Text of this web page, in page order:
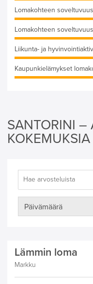
Lomakohteen
Lomakohteen
Liikunta- ja
Kaupunkielämykset
SANTORINI –
KOKEMUKSIA
Lämmin loma
Markku